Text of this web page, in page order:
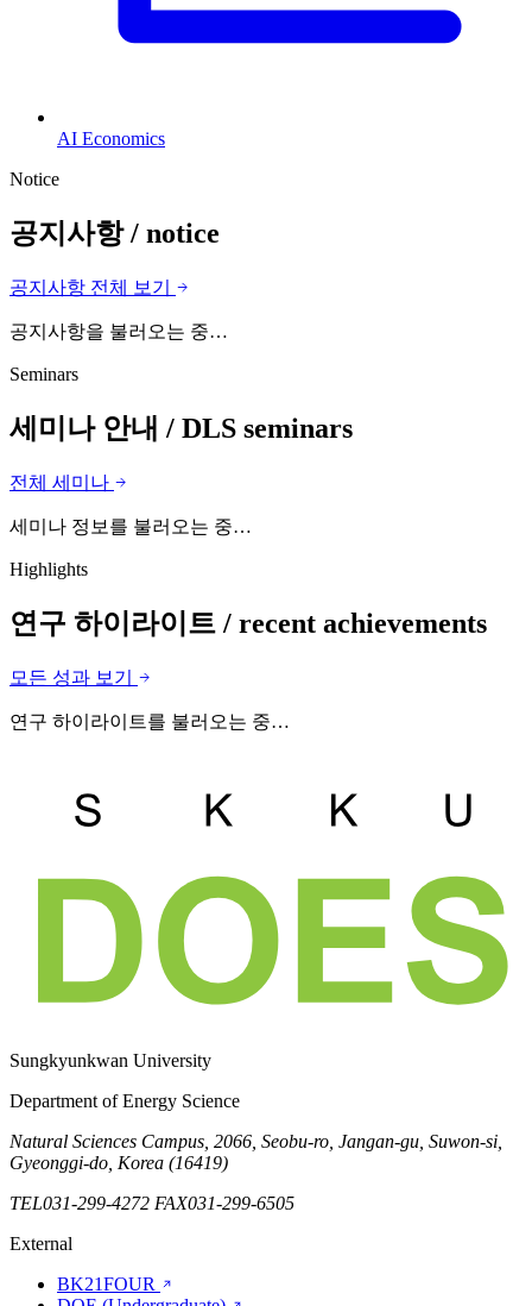
AI Economics
Notice
공지사항/ notice
공지사항 전체 보기
공지사항을 불러오는 중…
Seminars
세미나 안내 / DLS seminars
전체 세미나
세미나 정보를 불러오는 중…
Highlights
연구 하이라이트 / recent achievements
모든 성과 보기
연구 하이라이트를 불러오는 중…
Sungkyunkwan University
Department of Energy Science
Natural Sciences Campus, 2066, Seobu-ro, Jangan-gu, Suwon-si,
Gyeonggi-do, Korea (16419)
TEL031-299-4272 FAX031-299-6505
External
BK21FOUR